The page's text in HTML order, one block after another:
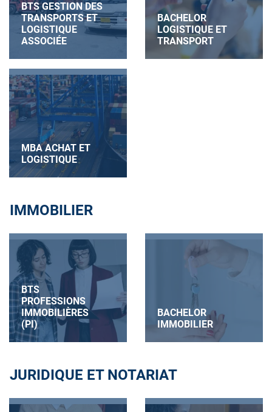
BTS GESTION DES
TRANSPORTS ET
LOGISTIQUE
ASSOCIÉE
BACHELOR
LOGISTIQUE ET
TRANSPORT
MBA ACHAT ET
LOGISTIQUE
IMMOBILIER
BTS
PROFESSIONS
IMMOBILIÈRES
(PI)
BACHELOR
IMMOBILIER
JURIDIQUE ET NOTARIAT